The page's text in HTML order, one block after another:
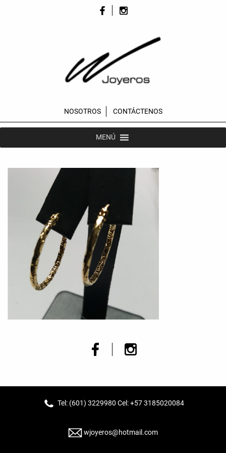
NOSOTROS CONTÁCTENOS
MENÚ
Tel: (601) 3229980 Cel: +57 3185020084
wjoyeros@hotmail.com